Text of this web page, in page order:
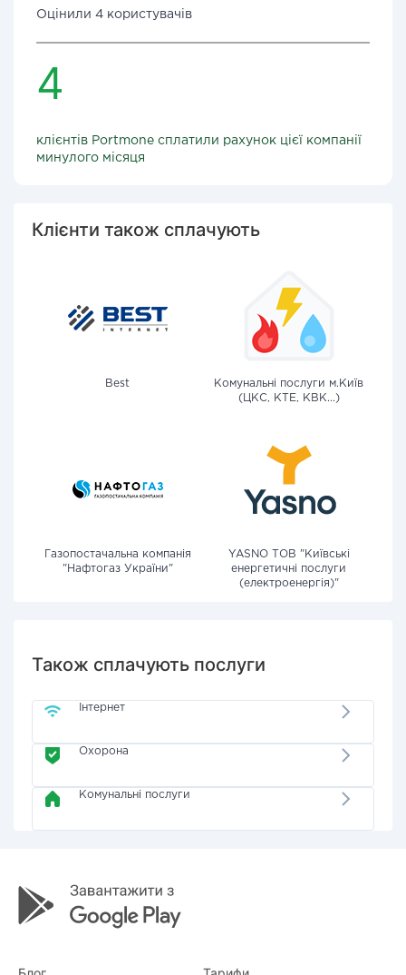
Оцінили 4 користувачів
4
клієнтів Portmone сплатили рахунок цієї компанії
минулого місяця
Клієнти також сплачують
Best
Комунальні послуги м.Київ
(ЦКС, КТЕ, КВК...)
Газопостачальна компанія
"Нафтогаз України"
YASNO ТОВ "Київські
енергетичні послуги
(електроенергія)"
Також сплачують послуги
Інтернет
Охорона
Комунальні послуги